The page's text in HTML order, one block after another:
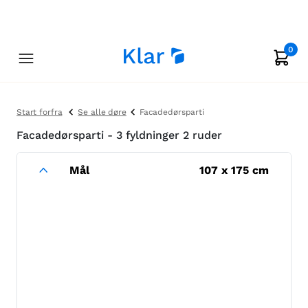
0
Start forfra Se alle døre Facadedørsparti
Facadedørsparti - 3 fyldninger 2 ruder
Mål 107 x 175 cm